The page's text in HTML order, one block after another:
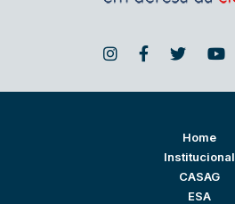
Home
Institucional
CASAG
ESA